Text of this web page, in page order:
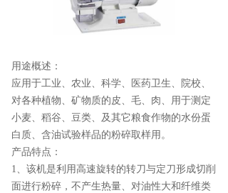
用途概述：
应用于工业、农业、科学、医药卫生、院校、
对各种植物、矿物质的皮、毛、肉、用于测定
小麦、稻谷、豆类、及其它粮食作物的水份蛋
白质、含油试验样品的粉碎取样用。
产品特点：
1、该机是利用高速旋转的转刀与定刀形成切削
面进行粉碎，不产生热量、对油性大和纤维类